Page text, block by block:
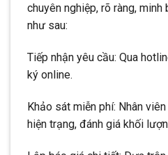
chuyên nghiệp, rõ ràng, minh
như sau:
Tiếp nhận yêu cầu: Qua
ký online.
Khảo sát miễn phí: Nhân
hiện trạng, đánh giá khối